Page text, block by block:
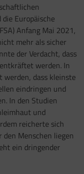
Europäische
Anfang Mai 2021,
mehr als sicher
der Verdacht, dass
werden. In
dass kleinste
eindringen und
In den Studien
und
reicherte sich
Menschen liegen
ein dringender